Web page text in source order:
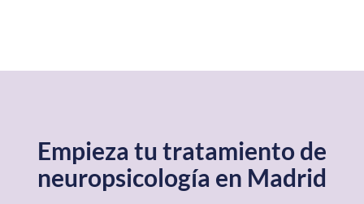
Empieza tu tratamiento de
neuropsicología en Madrid